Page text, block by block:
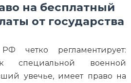
на бесплатный
от государства
РФ четко регламентирует:
специальной военной
увечье, имеет право на